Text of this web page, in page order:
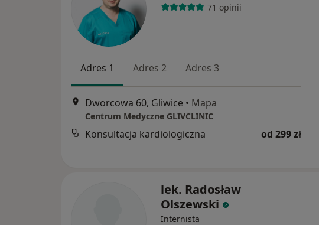
71 opinii
Adres 1 Adres 2 Adres 3
Dworcowa 60, Gliwice • Mapa
Centrum Medyczne GLIVCLINIC
Konsultacja kardiologiczna od 299 zł
lek. Radosław
Olszewski
Internista